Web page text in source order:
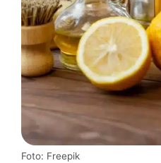
Foto: Freepik